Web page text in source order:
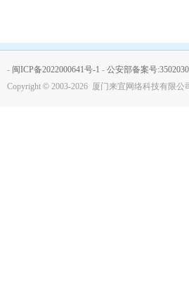
- 闽ICP备2022000641号-1 - 公安部备案号
Copyright © 2003-2026 厦门来宜网络科技有限公